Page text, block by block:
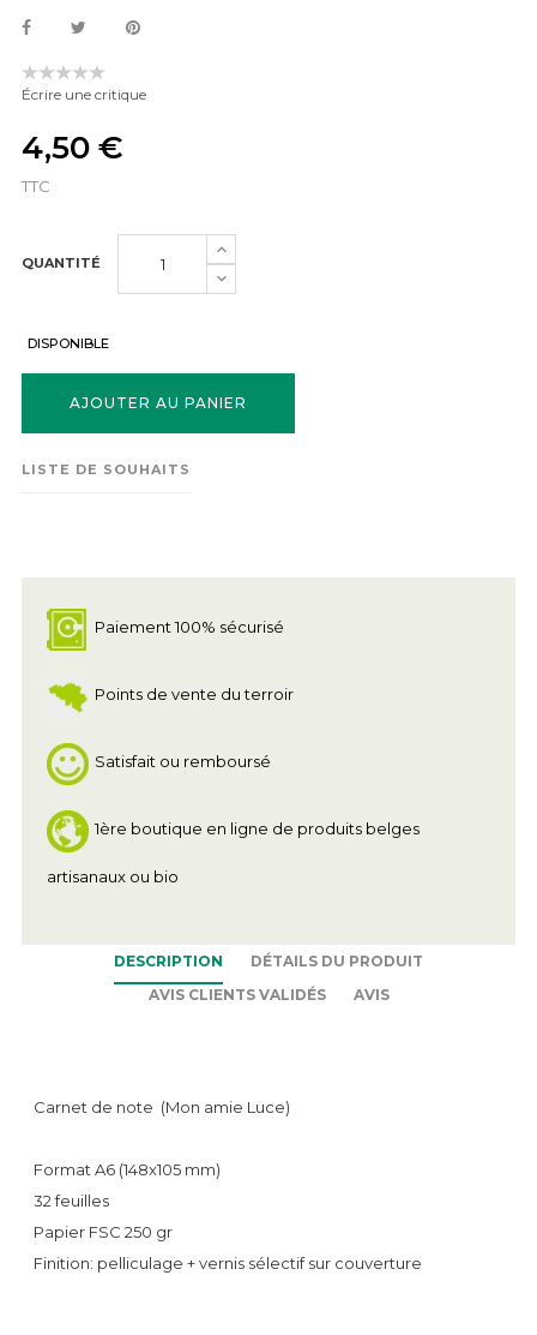
Écrire une critique
4,50 €
TTC
QUANTITÉ
DISPONIBLE
AJOUTER AU PANIER
LISTE DE SOUHAITS
Paiement 100% sécurisé
Points de vente du terroir
Satisfait ou remboursé
1ère boutique en ligne de produits belges
artisanaux ou bio
DESCRIPTION
DÉTAILS DU PRODUIT
AVIS CLIENTS VALIDÉS
AVIS
Carnet de note (Mon amie Luce)
Format A6 (148x105 mm)
32 feuilles
Papier FSC 250 gr
Finition: pelliculage + vernis sélectif sur couverture